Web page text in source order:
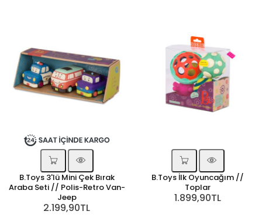
B.Toys 3'lü Mini Çek Bırak
Araba Seti // Polis-Retro Van-
Jeep
2.199,90TL
B.Toys İlk Oyuncağım //
Toplar
1.899,90TL